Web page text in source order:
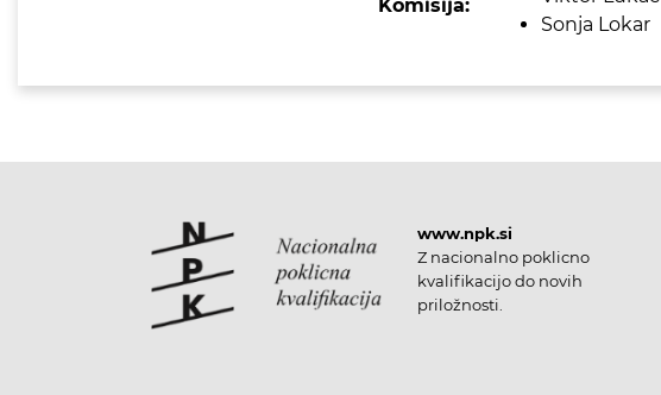
Komisija:
Sonja Lokar
www.npk.si
Z nacionalno poklicno
kvalifikacijo do novih
priložnosti.